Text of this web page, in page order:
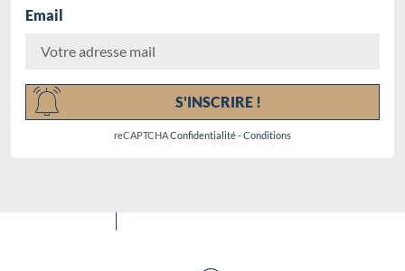
Email
S'INSCRIRE !
reCAPTCHAConfidentialité-Conditions